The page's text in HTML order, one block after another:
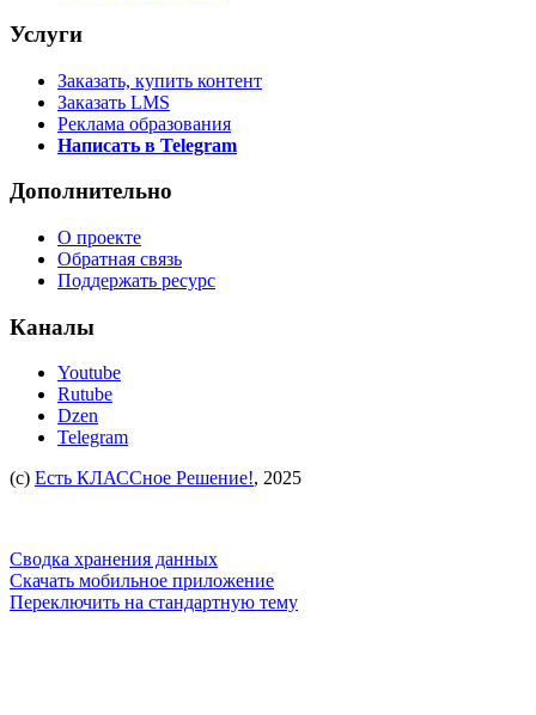
Услуги
Заказать, купить контент
Заказать LMS
Реклама образования
Написать в Telegram
Дополнительно
О проекте
Обратная связь
Поддержать ресурс
Каналы
Youtube
Rutube
Dzen
Telegram
(c) Есть КЛАССное Решение!, 2025
Сводка хранения данных
Скачать мобильное приложение
Переключить на стандартную тему